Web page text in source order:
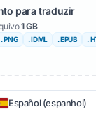
para traduzir
1 GB
. PNG . IDML . EPUB .
Español (espanhol)